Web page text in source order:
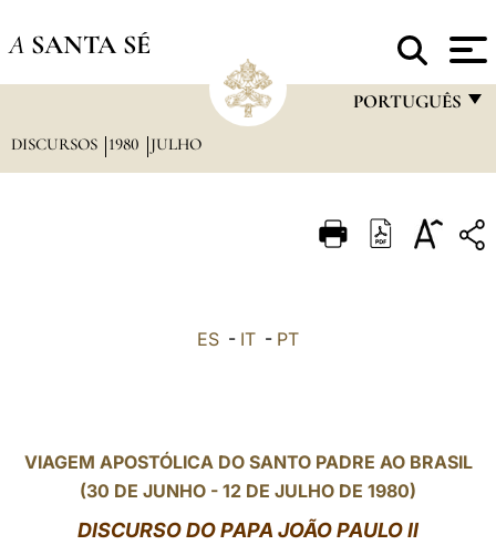
A SANTA SÉ
PORTUGUÊS
ITALIANO
中文
LATINE
DISCURSOS 1980 JULHO
ES - IT - PT
VIAGEM APOSTÓLICA DO SANTO PADRE AO BRASIL
(30 DE JUNHO - 12 DE JULHO DE 1980)
DISCURSO DO PAPA JOÃO PAULO II